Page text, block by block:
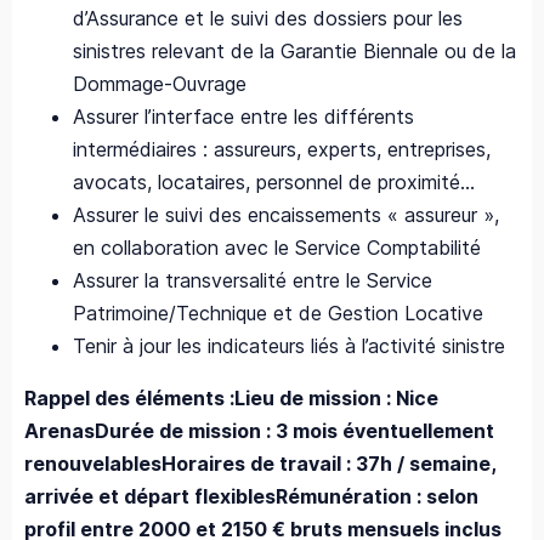
d’Assurance et le suivi des dossiers pour les
sinistres relevant de la Garantie Biennale ou de la
Dommage-Ouvrage
Assurer l’interface entre les différents
intermédiaires : assureurs, experts, entreprises,
avocats, locataires, personnel de proximité…
Assurer le suivi des encaissements « assureur »,
en collaboration avec le Service Comptabilité
Assurer la transversalité entre le Service
Patrimoine/Technique et de Gestion Locative
Tenir à jour les indicateurs liés à l’activité sinistre
Rappel des éléments :Lieu de mission : Nice
ArenasDurée de mission : 3 mois éventuellement
renouvelablesHoraires de travail : 37h / semaine,
arrivée et départ flexiblesRémunération : selon
profil entre 2000 et 2150 € bruts mensuels inclus